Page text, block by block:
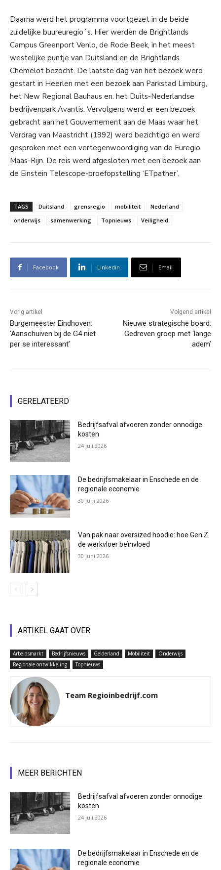
Daarna werd het programma voortgezet in de beide
zuidelijke buureuregio´s. Hier werden de Brightlands
Campus Greenport Venlo, de Rode Beek, in het meest
westelijke puntje van Duitsland en de Brightlands
Chemelot bezocht. De laatste dag van het bezoek werd
gestart in Heerlen met een bezoek aan Parkstad Limburg,
het New Regional Bauhaus en. het Duits-Nederlandse
bedrijvenpark Avantis. Vervolgens werd er een bezoek
gebracht aan het Gouvernement aan de Maas waar het
Verdrag van Maastricht (1992) werd bezichtigd en werd
gesproken met een vertegenwoordiging van de Euregio
Maas-Rijn. De reis werd afgesloten met een bezoek aan
de Einstein Telescope-proefopstelling ‘ETpather’.
TAGS Duitsland grensregio mobiliteit
Nederland
onderwijs
samenwerking Topnieuws Veiligheid
Facebook Linkedin Email
Vorig artikel
Burgemeester Eindhoven:
‘Aanschuiven bij de G4 niet
per se interessant’
Volgend artikel
Nieuwe strategische board:
Gedreven groep met ‘lange
adem’
GERELATEERD
Bedrijfsafval afvoeren zonder onnodige
kosten
24 juli 2026
De bedrijfsmakelaar in Enschede en de
regionale economie
30 juni 2026
Van pak naar oversized hoodie: hoe Gen Z
de werkvloer beïnvloed
30 juni 2026
ARTIKEL GAAT OVER
Arbeidsmarkt Bedrijfsnieuws Gelderland Mobiliteit
Onderwijs
Regionale ontwikkeling
Topnieuws
Team Regioinbedrijf.com
MEER BERICHTEN
Bedrijfsafval afvoeren zonder onnodige
kosten
24 juli 2026
De bedrijfsmakelaar in Enschede en de
regionale economie